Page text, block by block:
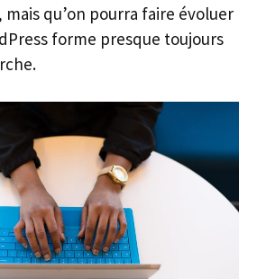
qu’on pourra faire évoluer
forme presque toujours